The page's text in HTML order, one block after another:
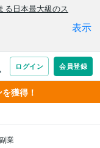
獲得！
業